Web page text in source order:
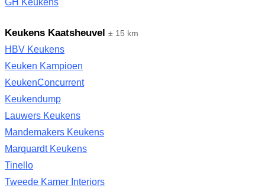
GH Keukens
Keukens Kaatsheuvel ± 15 km
HBV Keukens
Keuken Kampioen
KeukenConcurrent
Keukendump
Lauwers Keukens
Mandemakers Keukens
Marquardt Keukens
Tinello
Tweede Kamer Interiors